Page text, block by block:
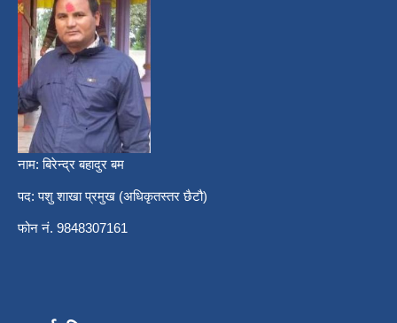
नाम: बिरेन्द्र बहादुर बम
पद: पशु शाखा प्रमुख (अधिकृतस्तर छैटौ)
फोन नं. 9848307161